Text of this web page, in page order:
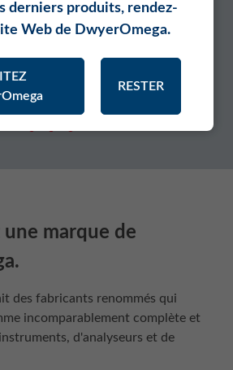
une marque de
des fabricants renommés qui
incomparablement complète et
d'analyseurs et de
derniers produits, rendez-
Web de DwyerOmega.
RESTER